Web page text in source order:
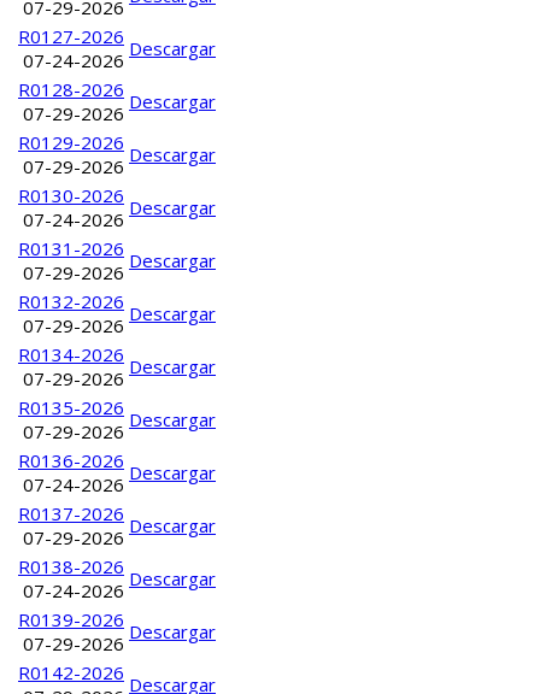
07-29-2026
R0127-2026
07-24-2026 Descargar
R0128-2026
07-29-2026 Descargar
R0129-2026
07-29-2026 Descargar
R0130-2026
07-24-2026 Descargar
R0131-2026
07-29-2026 Descargar
R0132-2026
07-29-2026 Descargar
R0134-2026
07-29-2026 Descargar
R0135-2026
07-29-2026 Descargar
R0136-2026
07-24-2026 Descargar
R0137-2026
07-29-2026 Descargar
R0138-2026
07-24-2026 Descargar
R0139-2026
07-29-2026 Descargar
R0142-2026 Descargar